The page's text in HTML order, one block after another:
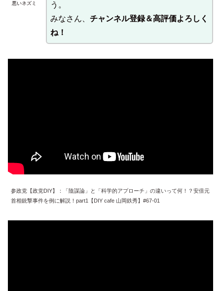
悪いネズミ
う。
みなさん、 チャンネル登録＆高評価よろしく
ね！
参政党【政党DIY】：「陰謀論」と「科学的アプローチ」の違いって何！？安倍元
首相銃撃事件を例に解説！part1【DIY cafe 山岡鉄秀】#67-01